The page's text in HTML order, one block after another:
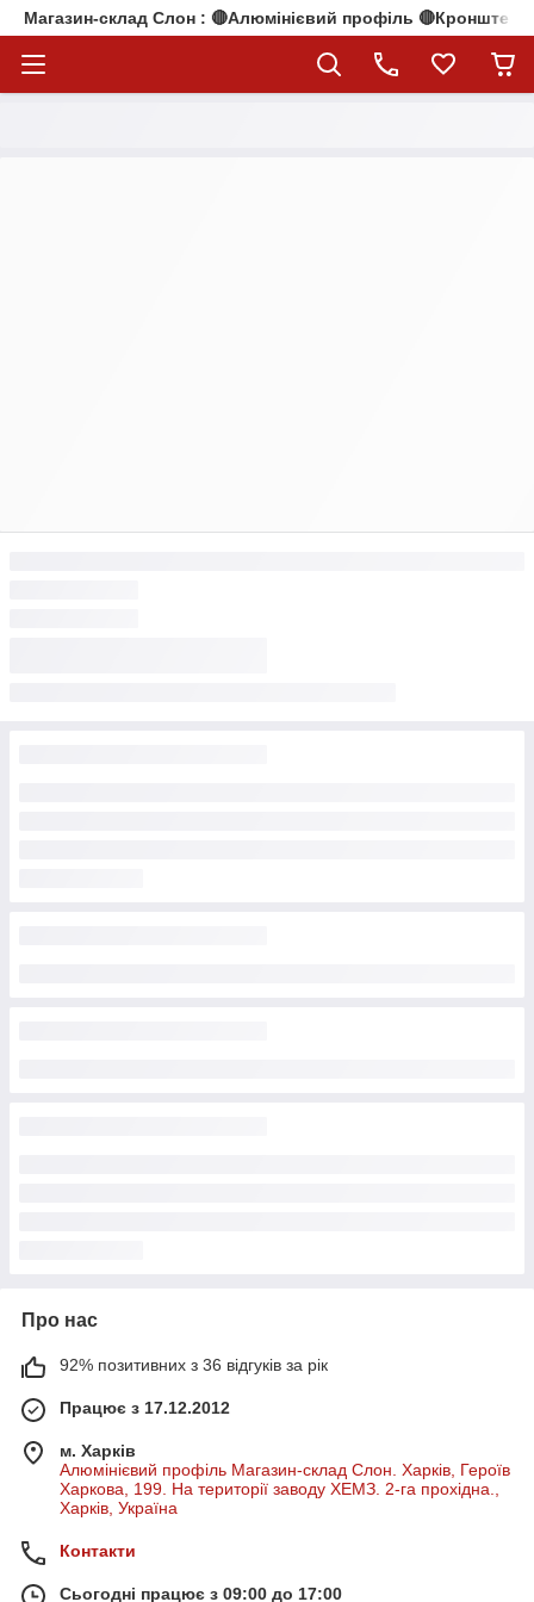
Магазин-склад Слон : 🔴Алюмінієвий профіль
Про нас
92% позитивних з 36 відгуків за рік
Працює з 17.12.2012
м. Харків
Алюмінієвий профіль Магазин-склад Слон. Харків, Героїв
Харкова, 199. На території заводу ХЕМЗ. 2-га прохідна.,
Харків, Україна
Контакти
Сьогодні працює з 09:00 до 17:00